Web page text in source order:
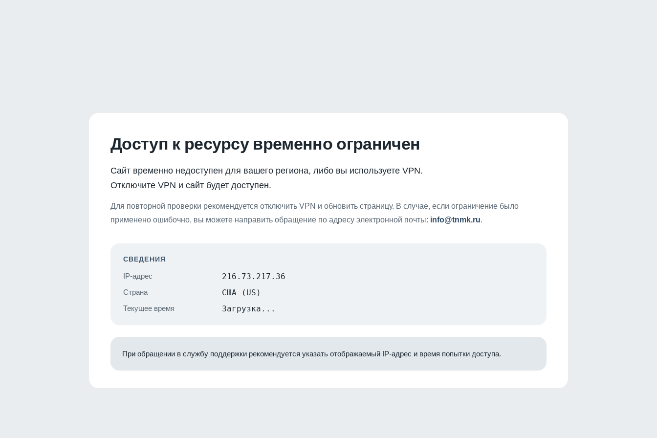
Доступ к ресурсу временно ограничен
Сайт временно недоступен для вашего региона, либо вы используете VPN.
Отключите VPN и сайт будет доступен.
Для повторной проверки рекомендуется отключить VPN и обновить страницу. В случае, если ограничение было
применено ошибочно, вы можете направить обращение по адресу электронной почты: info@tnmk.ru.
СВЕДЕНИЯ
IP-адрес 216.73.217.36
Страна США (US)
Текущее время Загрузка...
При обращении в службу поддержки рекомендуется указать отображаемый IP-адрес и время попытки доступа.